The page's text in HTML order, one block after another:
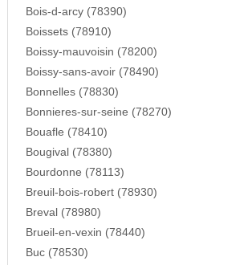
Bois-d-arcy (78390)
Boissets (78910)
Boissy-mauvoisin (78200)
Boissy-sans-avoir (78490)
Bonnelles (78830)
Bonnieres-sur-seine (78270)
Bouafle (78410)
Bougival (78380)
Bourdonne (78113)
Breuil-bois-robert (78930)
Breval (78980)
Brueil-en-vexin (78440)
Buc (78530)